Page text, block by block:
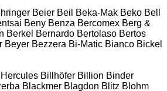
Beier Beil Beka-Mak Beko Bell
Beny Benza Bercomex Berg &
Berkel Bernardo Bertolaso Bertos
Beyer Bezzera Bi-Matic Bianco Bickel
Billhöfer Billion Binder
Blackmer Blagdon Blitz Blohm